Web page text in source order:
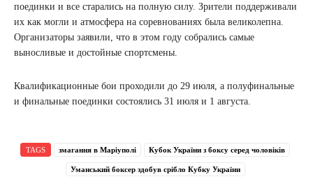
поединки и все старались на полную силу. Зрители поддерживали
их как могли и атмосфера на соревнованиях была великолепна.
Организаторы заявили, что в этом году собрались самые
выносливые и достойные спортсмены.
Квалификационные бои проходили до 29 июля, а полуфинальные
и финальные поединки состоялись 31 июля и 1 августа.
TAGS змагання в Маріуполі Кубок України з боксу серед чоловіків
Уманський боксер здобув срібло Кубку України